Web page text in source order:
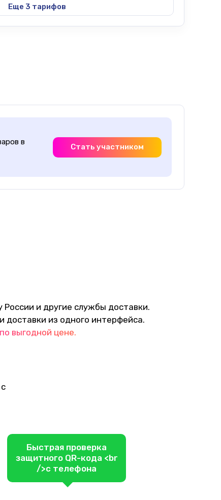
Еще 3 тарифов
в
Стать участником
и другие службы доставки.
доставки из одного интерфейса.
выгодной цене.
Быстрая проверка
защитного QR-кода <br
/>с телефона